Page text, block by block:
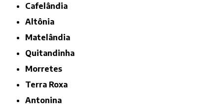
Cafelândia
Altônia
Matelândia
Quitandinha
Morretes
Terra Roxa
Antonina